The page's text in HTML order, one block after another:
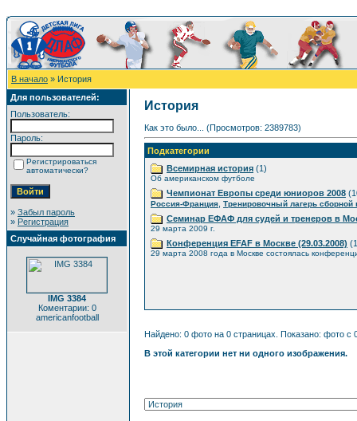
В начало » История
Для пользователей:
Пользователь:
Пароль:
Регистрироваться
автоматически?
» Забыл пароль
» Регистрация
Случайная фотография
IMG 3384
Коментарии: 0
americanfootball
История
Как это было... (Просмотров: 2389783)
Подкатегории
Всемирная история (1)
Об американском футболе
Чемпионат Европы среди юниоров 2008
Россия-Франция Тренировочный лагерь сборной
Семинар ЕФАФ для судей и тренеров в
29 марта 2009 г.
Конференция EFAF в Москве (29.03.2008)
29 марта 2008 года в Москве состоялась
Найдено: 0 фото на 0 страницах. Показано: фото с
В этой категории нет ни одного изображения.